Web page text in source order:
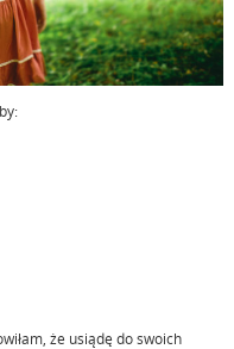
że usiądę do swoich